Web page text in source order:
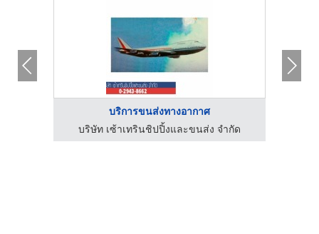
บริการขนส่งทางอากาศ
บริษัท เซ้าเทรินชิปปิ้งและขนส่ง จำกัด